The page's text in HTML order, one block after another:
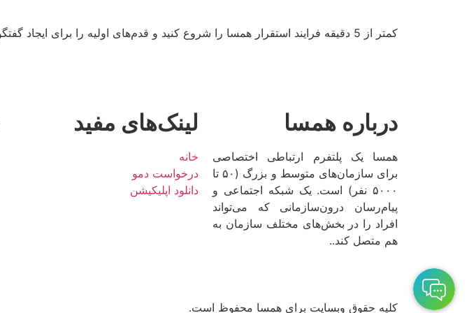
کمتر از 5 دقیقه فرایند استقرار همسا را شروع کنید و قدم‌های اولیه را برای ایجاد گفتگو و ارتباط عمیق همراه با همه کارکنانتان بردارید.
درباره همسا
همسا یک پلتفرم ارتباطی اختصاصی
برای سازمان‌های متوسط و بزرگ (۵۰ تا
۵۰۰۰ نفر) است. یک شبکه اجتماعی و
پیام‌رسان درون‌سازمانی که می‌تواند
افراد را در بخش‌های مختلف سازمان به
هم متصل کند..
لینک‌های مفید
خانه
درخواست دمو
دانلود اپلیکیشن
کلیه حقوق وبسایت برای همسا محفوظ است.